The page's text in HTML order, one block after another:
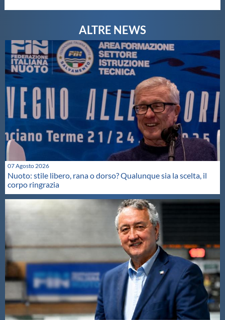
Intranet
Webmail
Contatti
Mappa del sito
07 Agosto 2026
Nuoto: stile libero, rana o dorso? Qualunque sia la scelta, il
corpo ringrazia